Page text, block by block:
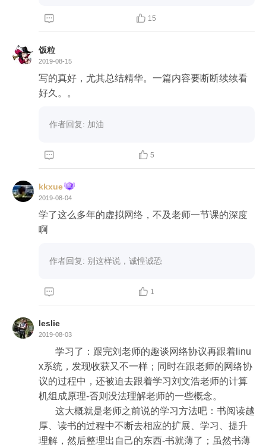
  15
饭粒
2019-08-15
写的真好，尤其总结精华。一篇内容要断断续续看
好久。。
作者回复: 加油
  5
kkxue
2019-08-04
学了这么多年的虚拟网络，不及老师一节课的深度
啊
作者回复: 别这样说，诚惶诚恐
  1
leslie
2019-08-03
       学习了：跟完刘老师的趣谈网络协议再跟着linu
x系统，发现收获又不一样；同时在跟老师的网络协
议的过程中，还被迫去跟着学习刘文浩老师的计算
机组成原理-否则没法理解老师的一些概念。
       这大概就是老师之前说的学习方法吧：书阅读越
厚、读书的过程中不断去相应的扩展、学习、提升
理解，然后整理出自己的东西-书就薄了；虽然书薄